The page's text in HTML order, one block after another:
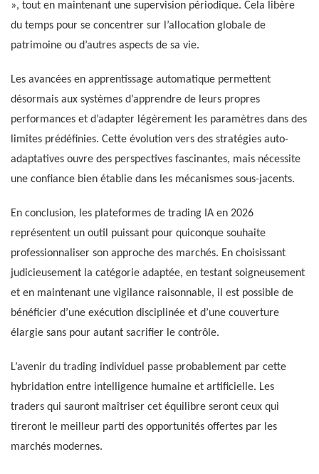
», tout en maintenant une supervision périodique. Cela libère
du temps pour se concentrer sur l’allocation globale de
patrimoine ou d’autres aspects de sa vie.
Les avancées en apprentissage automatique permettent
désormais aux systèmes d’apprendre de leurs propres
performances et d’adapter légèrement les paramètres dans des
limites prédéfinies. Cette évolution vers des stratégies auto-
adaptatives ouvre des perspectives fascinantes, mais nécessite
une confiance bien établie dans les mécanismes sous-jacents.
En conclusion, les plateformes de trading IA en 2026
représentent un outil puissant pour quiconque souhaite
professionnaliser son approche des marchés. En choisissant
judicieusement la catégorie adaptée, en testant soigneusement
et en maintenant une vigilance raisonnable, il est possible de
bénéficier d’une exécution disciplinée et d’une couverture
élargie sans pour autant sacrifier le contrôle.
L’avenir du trading individuel passe probablement par cette
hybridation entre intelligence humaine et artificielle. Les
traders qui sauront maîtriser cet équilibre seront ceux qui
tireront le meilleur parti des opportunités offertes par les
marchés modernes.